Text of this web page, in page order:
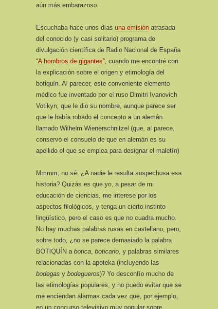
aún más embarazoso.
Escuchaba hace unos días una emisión atrasada
del conocido (y casi solitario) programa de
divulgación científica de Radio Nacional de España
“A hombros de gigantes”, cuando me encontré con
la explicación sobre el origen y etimología del
botiquín. Al parecer, este conveniente elemento
médico fue inventado por el ruso Dimitri Ivanovich
Votikyn, que le dio su nombre, aunque parece ser
que le había robado el concepto a un alemán
llamado Wilhelm Wienerschnitzel (que, al parece,
conservó el consuelo de que en alemán es su
apellido el que se emplea para designar el maletín)
Mmmm, no sé. ¿A nadie le resulta sospechosa esa
historia? Quizás es que yo, a pesar de mi
educación de ciencias, me interese por los
aspectos filológicos, y tenga un cierto instinto
lingüístico, pero el caso es que no cuadra mucho.
No hay muchas palabras rusas en castellano, pero,
sobre todo, ¿no se parece demasiado la palabra
BOTIQUÍN a botica, boticario, y palabras similares
relacionadas con la apoteka (incluyendo las
bodegas y bodegueros)? Yo desconfío mucho de
las etimologías populares, y no puedo evitar que se
me enciendan alarmas cada vez que, por ejemplo,
en un concurso televisivo muy popular sobre